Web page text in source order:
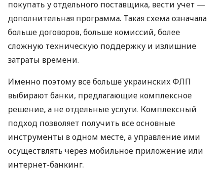
покупать у отдельного поставщика, вести учет —
дополнительная программа. Такая схема означала
больше договоров, больше комиссий, более
сложную техническую поддержку и излишние
затраты времени.
Именно поэтому все больше украинских ФЛП
выбирают банки, предлагающие комплексное
решение, а не отдельные услуги. Комплексный
подход позволяет получить все основные
инструменты в одном месте, а управление ими
осуществлять через мобильное приложение или
интернет-банкинг.